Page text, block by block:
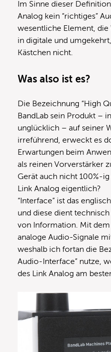
Im Sinne dieser
Analog kein “richtiges”
wesentliche Element, die
in digitale und
Kästchen nicht.
Was also ist es?
Die Bezeichnung “High
BandLab sein Produkt –
unglücklich – auf seiner
irreführend, erweckt es
Erwartungen beim
als reinen Vorverstärker
Gerät auch nicht 100%-
Link Analog eigentlich?
“Interface” ist das
und diese dient
von Information. Mit
analoge Audio-Signale
weshalb ich fortan die
Audio-Interface” nutze,
des Link Analog am